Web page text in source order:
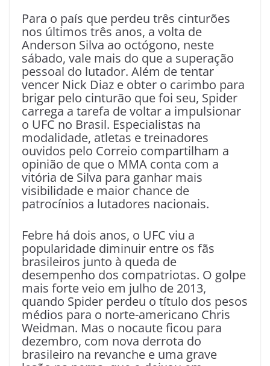
Para o país que perdeu três cinturões
nos últimos três anos, a volta de
Anderson Silva ao octógono, neste
sábado, vale mais do que a superação
pessoal do lutador. Além de tentar
vencer Nick Diaz e obter o carimbo para
brigar pelo cinturão que foi seu, Spider
carrega a tarefa de voltar a impulsionar
o UFC no Brasil. Especialistas na
modalidade, atletas e treinadores
ouvidos pelo Correio compartilham a
opinião de que o MMA conta com a
vitória de Silva para ganhar mais
visibilidade e maior chance de
patrocínios a lutadores nacionais.
Febre há dois anos, o UFC viu a
popularidade diminuir entre os fãs
brasileiros junto à queda de
desempenho dos compatriotas. O golpe
mais forte veio em julho de 2013,
quando Spider perdeu o título dos pesos
médios para o norte-americano Chris
Weidman. Mas o nocaute ficou para
dezembro, com nova derrota do
brasileiro na revanche e uma grave